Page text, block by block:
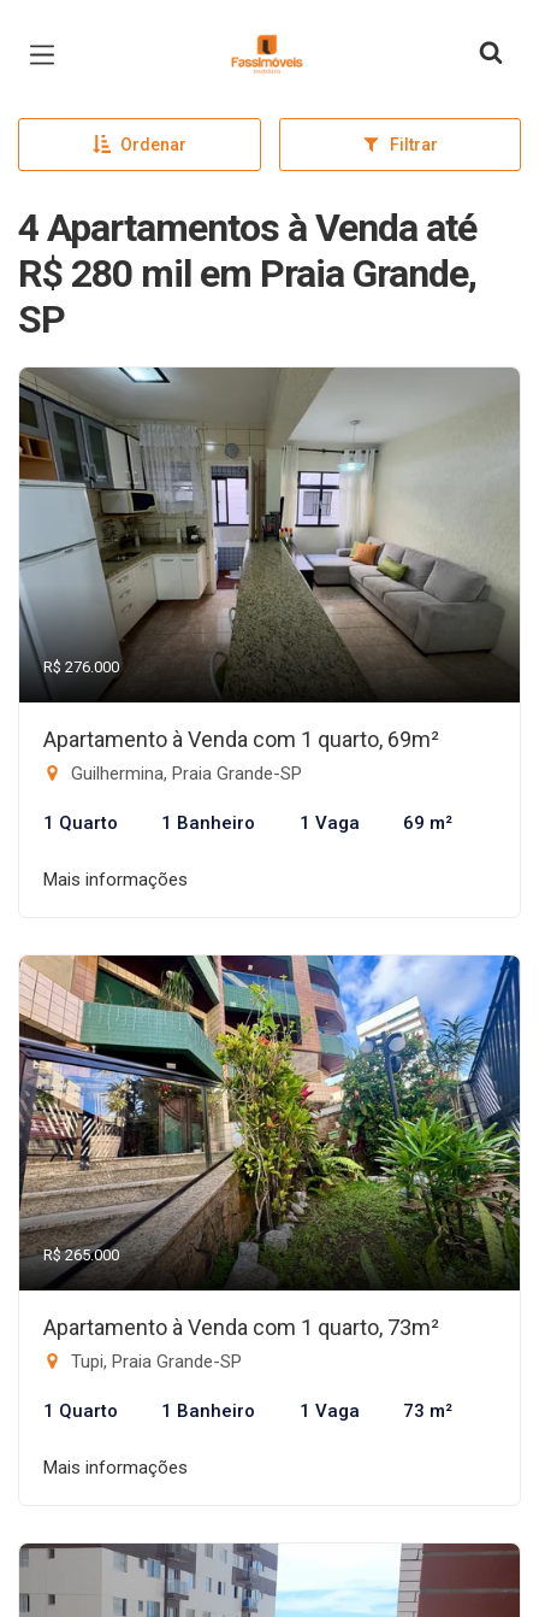
Página inicial
Ordenar Filtrar
4 Apartamentos à Venda até
R$ 280 mil em Praia Grande,
SP
R$ 276.000
Apartamento à Venda com 1 quarto, 69m²
Guilhermina, Praia Grande-SP
1 Quarto 1 Banheiro 1 Vaga 69 m²
Mais informações
R$ 265.000
Apartamento à Venda com 1 quarto, 73m²
Tupi, Praia Grande-SP
1 Quarto 1 Banheiro 1 Vaga 73 m²
Mais informações